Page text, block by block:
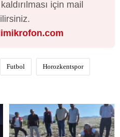
için mail
Futbol Horozkentspor